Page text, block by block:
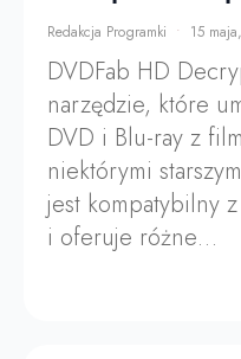
Redakcja Programki 15
DVDFab HD
narzędzie, które
DVD i Blu-ray z
niektórymi
jest kompatybilny
i oferuje różne…